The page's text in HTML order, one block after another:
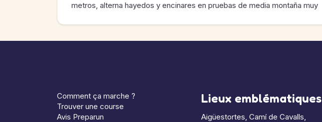
metros, alterna hayedos y encinares en pruebas de media montaña muy
Comment ça marche ?
Trouver une course
Avis Preparun
Lieux emblématiques
Aigüestortes, Camí de Cavalls,